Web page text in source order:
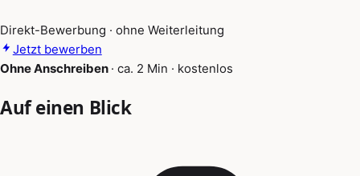
Direkt-Bewerbung · ohne Weiterleitung
Jetzt bewerben
Ohne Anschreiben · ca. 2 Min · kostenlos
Auf einen Blick